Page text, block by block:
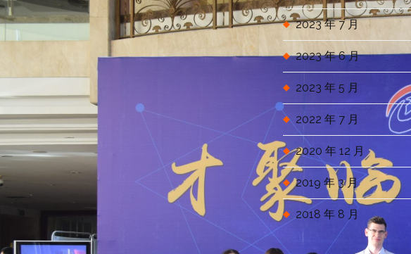
2023 年 7 月
2023 年 6 月
2023 年 5 月
2022 年 7 月
2020 年 12 月
2019 年 3 月
2018 年 8 月